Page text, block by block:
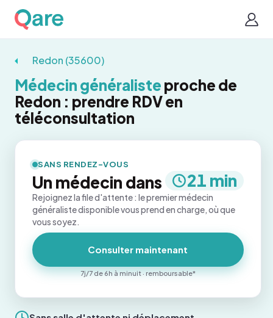
Redon (35600)
Médecin généraliste proche de
Redon : prendre RDV en
téléconsultation
SANS RENDEZ-VOUS
Un médecin dans 21 min
Rejoignez la file d'attente : le premier médecin
généraliste disponible vous prend en charge, où que
vous soyez.
Consulter maintenant
7j/7 de 6h à minuit · remboursable*